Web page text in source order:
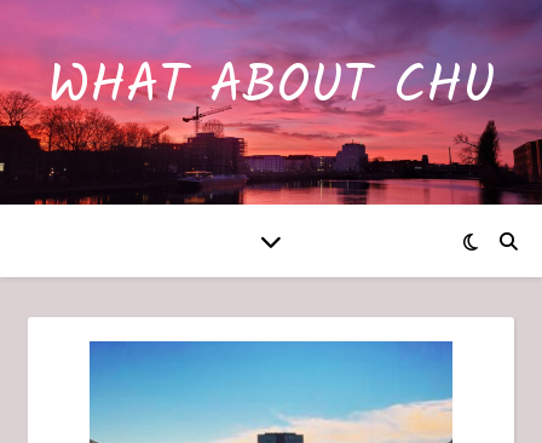
WHAT ABOUT CHU